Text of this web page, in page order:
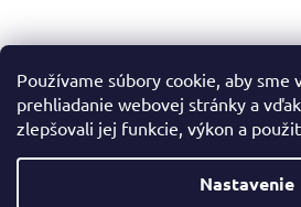
Používame súbory cookie, aby sme
prehliadanie webovej stránky a
zlepšovali jej funkcie, výkon a
Nastavenie